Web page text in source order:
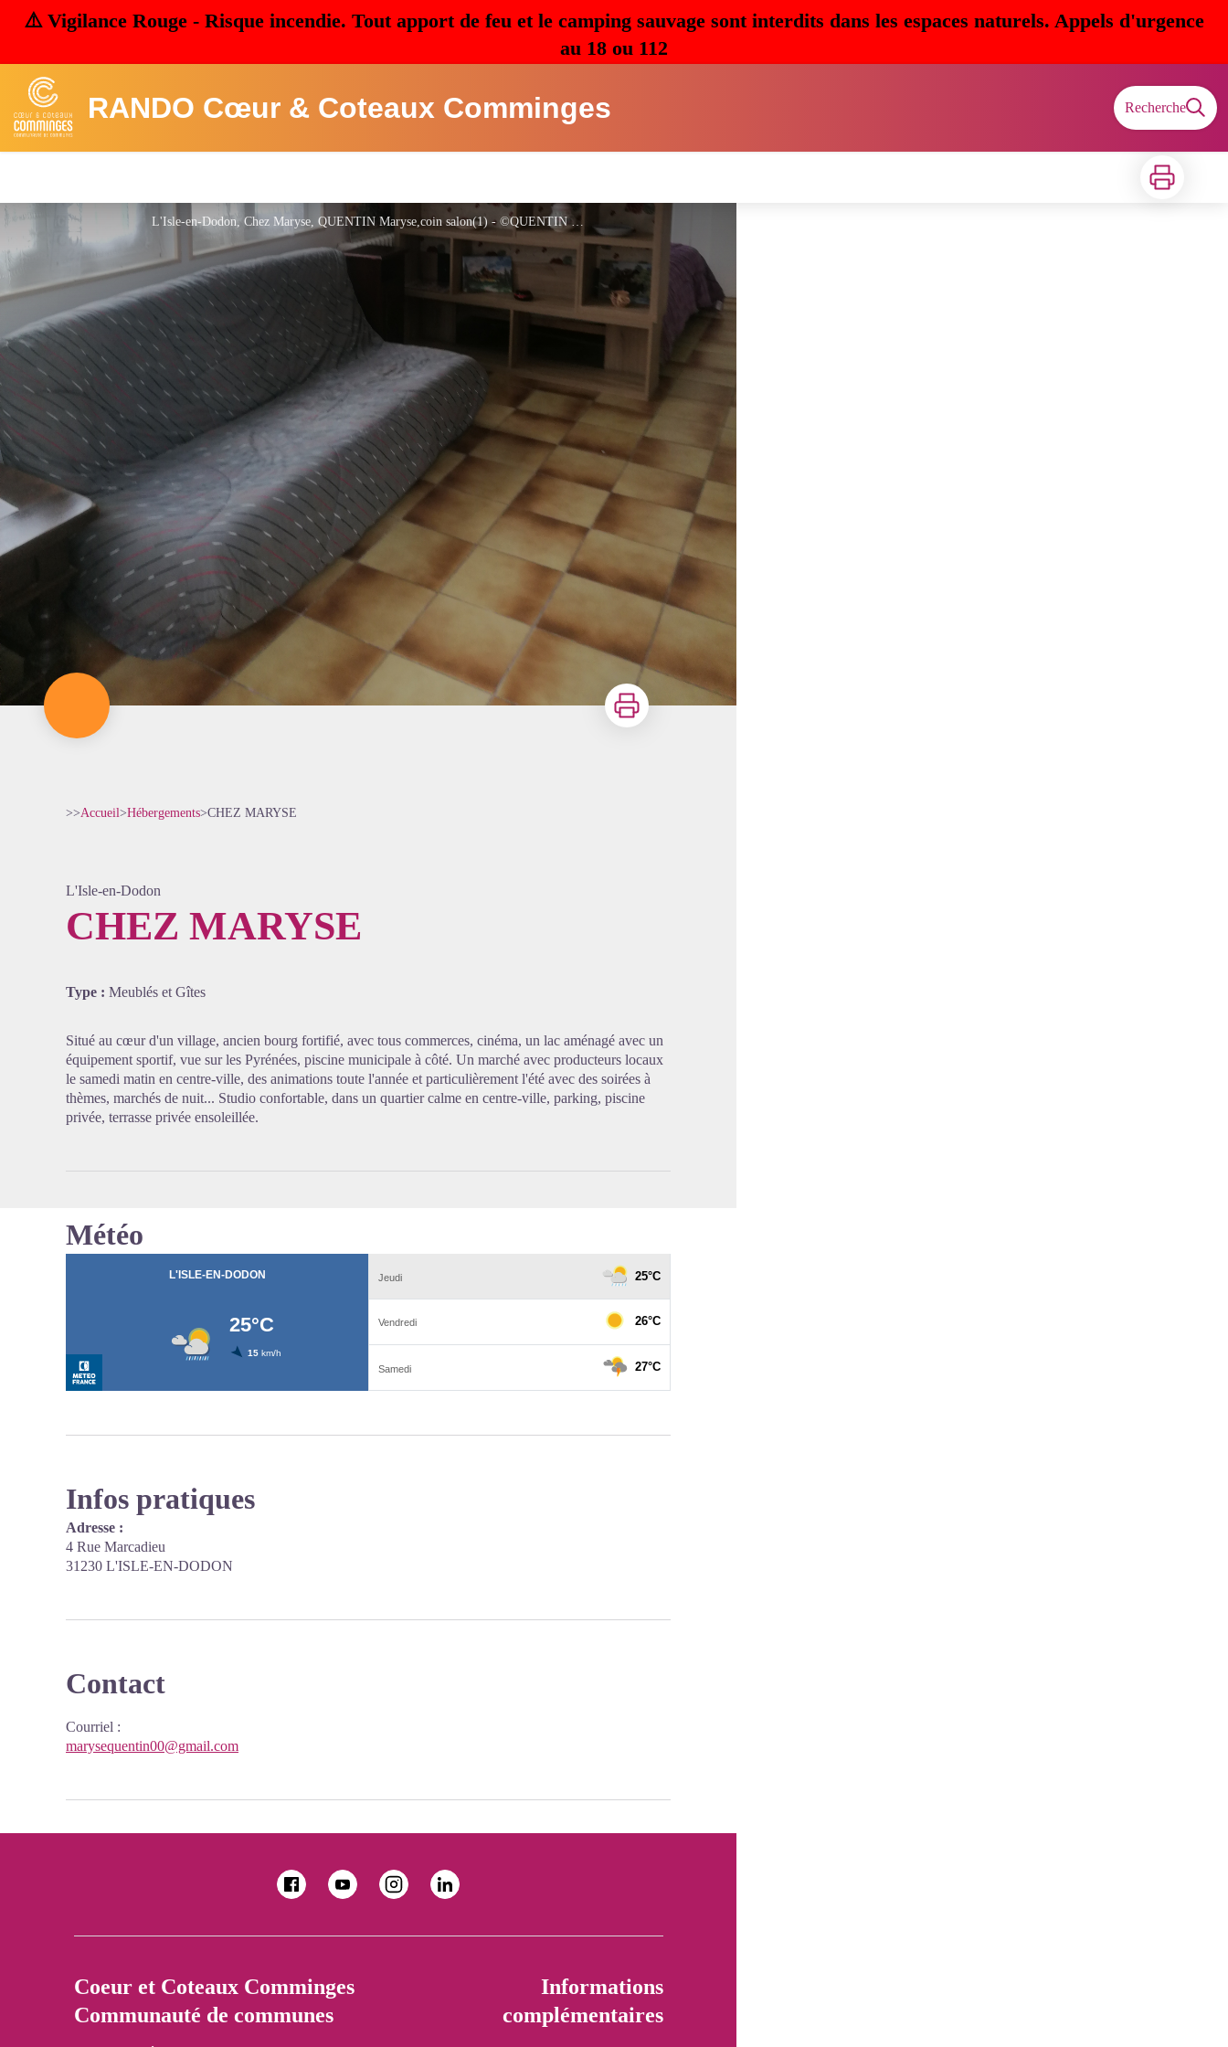
⚠️ Vigilance Rouge - Risque incendie. Tout apport de feu et le camping sauvage sont interdits dans les espaces naturels. Appels d'urgence
au 18 ou 112
RANDO Cœur & Coteaux Comminges Recherche
Imprimer
L'Isle-en-Dodon, Chez Maryse, QUENTIN Maryse,coin salon(1) - ©QUENTIN Maryse
Imprimer
>>Accueil>Hébergements>CHEZ MARYSE
L'Isle-en-Dodon
CHEZ MARYSE
Type : Meublés et Gîtes
Situé au cœur d'un village, ancien bourg fortifié, avec tous commerces, cinéma, un lac aménagé avec un
équipement sportif, vue sur les Pyrénées, piscine municipale à côté. Un marché avec producteurs locaux
le samedi matin en centre-ville, des animations toute l'année et particulièrement l'été avec des soirées à
thèmes, marchés de nuit... Studio confortable, dans un quartier calme en centre-ville, parking, piscine
privée, terrasse privée ensoleillée.
Météo
Infos pratiques
Adresse :
4 Rue Marcadieu
31230 L'ISLE-EN-DODON
Contact
Courriel :
marysequentin00@gmail.com
Coeur et Coteaux Comminges
Communauté de communes
Informations
complémentaires